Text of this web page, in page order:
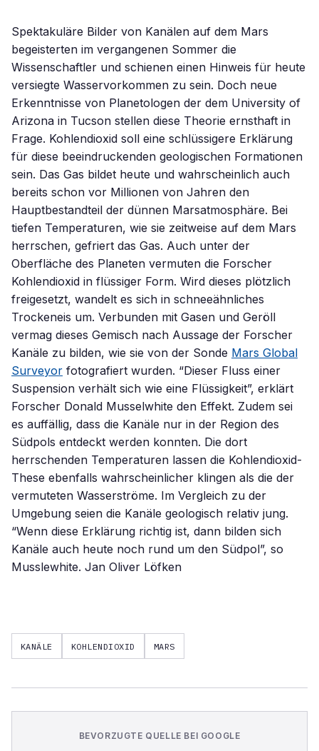
Spektakuläre Bilder von Kanälen auf dem Mars
begeisterten im vergangenen Sommer die
Wissenschaftler und schienen einen Hinweis für heute
versiegte Wasservorkommen zu sein. Doch neue
Erkenntnisse von Planetologen der dem University of
Arizona in Tucson stellen diese Theorie ernsthaft in
Frage. Kohlendioxid soll eine schlüssigere Erklärung
für diese beeindruckenden geologischen Formationen
sein. Das Gas bildet heute und wahrscheinlich auch
bereits schon vor Millionen von Jahren den
Hauptbestandteil der dünnen Marsatmosphäre. Bei
tiefen Temperaturen, wie sie zeitweise auf dem Mars
herrschen, gefriert das Gas. Auch unter der
Oberfläche des Planeten vermuten die Forscher
Kohlendioxid in flüssiger Form. Wird dieses plötzlich
freigesetzt, wandelt es sich in schneeähnliches
Trockeneis um. Verbunden mit Gasen und Geröll
vermag dieses Gemisch nach Aussage der Forscher
Kanäle zu bilden, wie sie von der Sonde Mars Global
Surveyor fotografiert wurden. “Dieser Fluss einer
Suspension verhält sich wie eine Flüssigkeit”, erklärt
Forscher Donald Musselwhite den Effekt. Zudem sei
es auffällig, dass die Kanäle nur in der Region des
Südpols entdeckt werden konnten. Die dort
herrschenden Temperaturen lassen die Kohlendioxid-
These ebenfalls wahrscheinlicher klingen als die der
vermuteten Wasserströme. Im Vergleich zu der
Umgebung seien die Kanäle geologisch relativ jung.
“Wenn diese Erklärung richtig ist, dann bilden sich
Kanäle auch heute noch rund um den Südpol”, so
Musslewhite. Jan Oliver Löfken
KANÄLE KOHLENDIOXID MARS
BEVORZUGTE QUELLE BEI GOOGLE